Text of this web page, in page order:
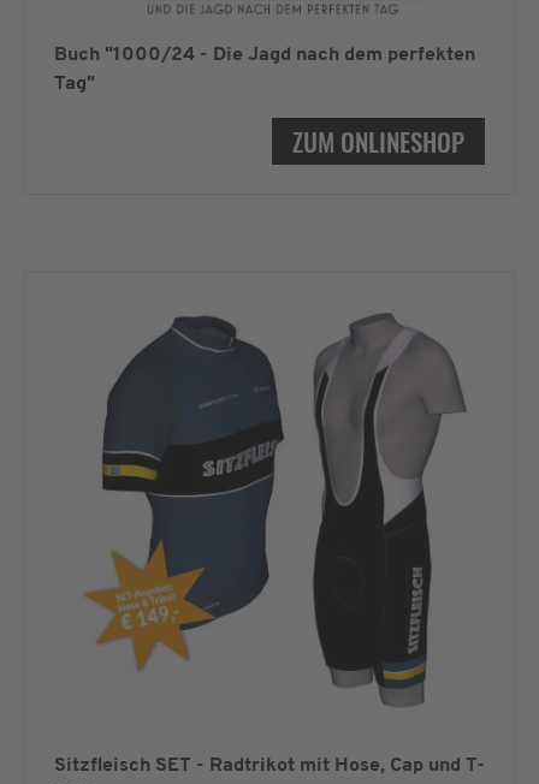
Buch "1000/24 - Die Jagd nach dem perfekten
Tag"
ZUM ONLINESHOP
Sitzfleisch SET - Radtrikot mit Hose, Cap und T-